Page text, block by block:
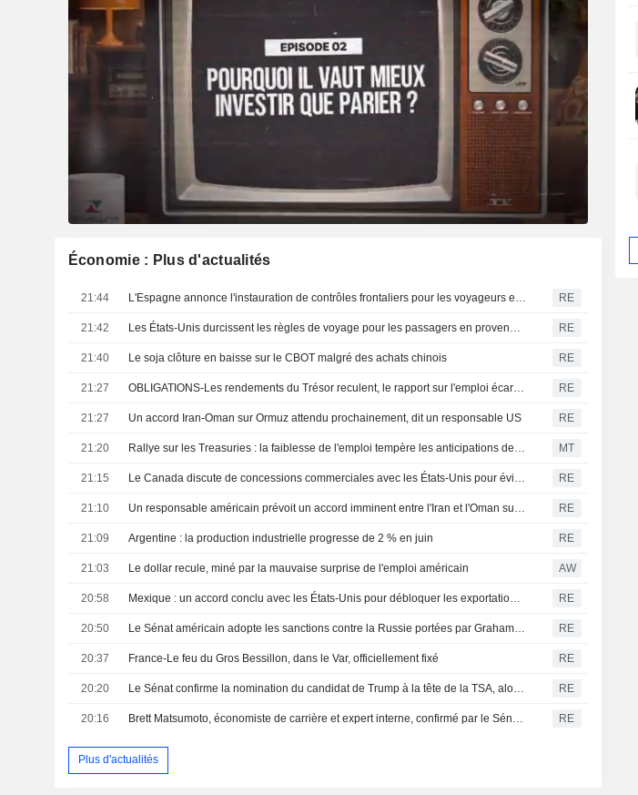
Économie : Plus d'actualités
21:44 RE
21:42 RE
21:40 Le soja clôture en baisse sur le CBOT malgré des achats chinois RE
21:27 RE
21:27 Un accord Iran-Oman sur Ormuz attendu prochainement, dit un responsable US RE
21:20 MT
21:15 RE
21:10 RE
21:09 Argentine : la production industrielle progresse de 2 % en juin RE
21:03 Le dollar recule, miné par la mauvaise surprise de l'emploi américain AW
20:58 RE
20:50 RE
20:37 France-Le feu du Gros Bessillon, dans le Var, officiellement fixé RE
20:20 RE
20:16 RE
Plus d'actualités